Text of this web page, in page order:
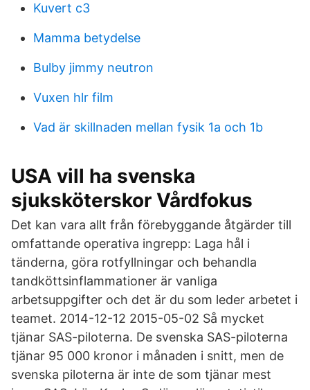
Kuvert c3
Mamma betydelse
Bulby jimmy neutron
Vuxen hlr film
Vad är skillnaden mellan fysik 1a och 1b
USA vill ha svenska
sjuksköterskor Vårdfokus
Det kan vara allt från förebyggande åtgärder till
omfattande operativa ingrepp: Laga hål i
tänderna, göra rotfyllningar och behandla
tandköttsinflammationer är vanliga
arbetsuppgifter och det är du som leder arbetet i
teamet. 2014-12-12 2015-05-02 Så mycket
tjänar SAS-piloterna. De svenska SAS-piloterna
tjänar 95 000 kronor i månaden i snitt, men de
svenska piloterna är inte de som tjänar mest